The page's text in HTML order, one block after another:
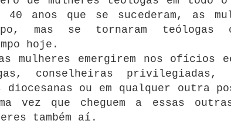
40 anos que se sucederam, as
mas se tornaram teólogas
hoje.
mulheres emergirem nos ofícios
conselheiras privilegiadas,
diocesanas ou em qualquer outra
vez que cheguem a essas
também aí.